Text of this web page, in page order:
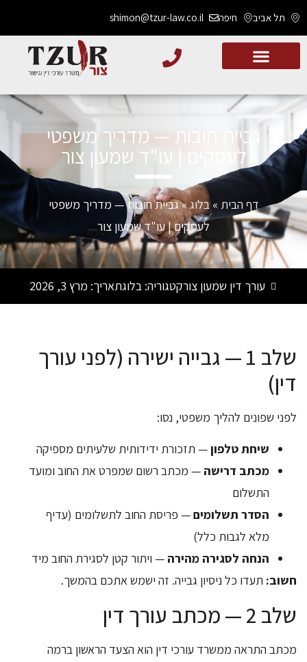
תל אביב חיפה shimon@tzur-law.co.il
גביית חובות — מדריך משפטי
לעסקים | עו"ד שמעון צור
דף הבית »בלוג»גביית חובות — מדריך משפטי
לעסקים | עו"ד שמעון צור
עורך דין שמעון צורקטגוריה:בלוגתאריך: מרץ 3, 2026
שלב 1 — גבייה ישירה (לפני עורך
דין)
לפני שפונים להליך משפטי, נסו:
שיחת טלפון— תזכורת ידידותית שלעיתים מספיקה
מכתב דרישה — מכתב רשום שמפרט את החוב ומועד
התשלום
הסדר תשלומים— פריסת החוב לתשלומים (עדיף
מלא לגבות כלל)
הנחה לסגירה מהירה — ויתור קטן לסגירת החוב מיד
חשוב: תעדו כל ניסיון גבייה. זה ישמש אתכם בהמשך.
שלב 2 — מכתב עורך דין
מכתב התראה ממשרד עורכי דין הוא הצעד הראשון ברמה